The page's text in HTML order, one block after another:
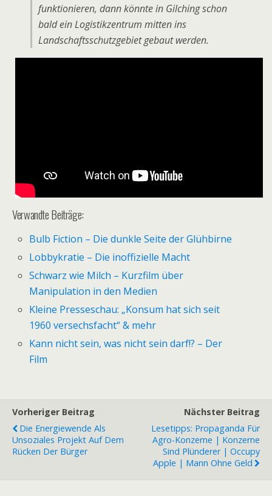
funktionieren, dann könnte in Gilching schon
bald ein Logistikzentrum mitten ins
Landschaftsschutzgebiet gebaut werden.
Verwandte Beiträge:
Bulb Fiction – Die dunkle Seite der Glühbirne
Lobbykratie – Die inoffizielle Macht
Schwarz wie Milch – Kurzfilm über
Manipulation in den Medien
Kleine Presseschau: „Konsum hat sich seit
1960 versechsfacht“ & mehr
Kann nicht sein, was nicht sein darf!? – Der
Film
Vorheriger Beitrag
Die Energiewende Als
Unsoziales Projekt Auf Dem
Rücken Der Bürger
Nächster Beitrag
Lesetipps: Propaganda Für
Agro-Konzerne | Konzerne
Sind Plünderer | Occupy
Apple | Mann Ohne Geld